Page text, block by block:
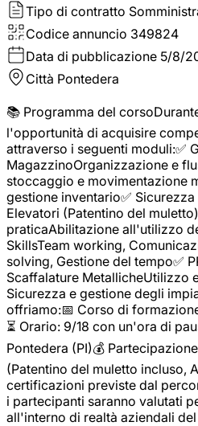
Tipo di contratto
Codice annuncio 349824
Data di pubblicazione 5/8/
Città Pontedera
📚 Programma del
l'opportunità di acquisire
attraverso i seguenti moduli:✅
MagazzinoOrganizzazione e
stoccaggio e movimentazione
gestione inventario✅
Elevatori (Patentino del
praticaAbilitazione all'utilizzo
SkillsTeam working,
solving, Gestione del tempo✅
Scaffalature MetallicheUtilizzo
Sicurezza e gestione degli
offriamo:📅 Corso di
⏳ Orario: 9/18 con un'ora di
Pontedera (PI)💰
(Patentino del muletto incluso,
certificazioni previste dal
i partecipanti saranno valutati
all'interno di realtà aziendali